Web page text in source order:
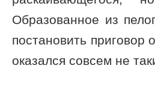
Образованное из
постановить приговор
оказался совсем не